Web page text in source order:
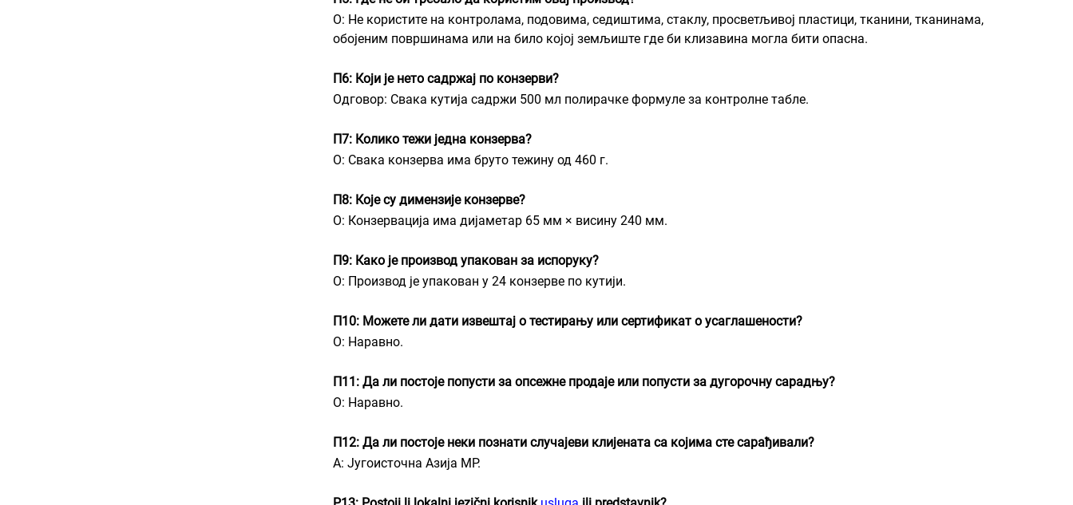
О: Не користите на контролама, подовима, седиштима, стаклу, просветљивој пластици, тканини, тканинама,
обојеним површинама или на било којој земљиште где би клизавина могла бити опасна.
П6: Који је нето садржај по конзерви?
Одговор: Свака кутија садржи 500 мл полирачке формуле за контролне табле.
П7: Колико тежи једна конзерва?
О: Свака конзерва има бруто тежину од 460 г.
П8: Које су димензије конзерве?
О: Конзервација има дијаметар 65 мм × висину 240 мм.
П9: Како је производ упакован за испоруку?
О: Производ је упакован у 24 конзерве по кутији.
П10: Можете ли дати извештај о тестирању или сертификат о усаглашености?
О: Наравно.
П11: Да ли постоје попусти за опсежне продаје или попусти за дугорочну сарадњу?
О: Наравно.
П12: Да ли постоје неки познати случајеви клијената са којима сте сарађивали?
А: Југоисточна Азија МР.